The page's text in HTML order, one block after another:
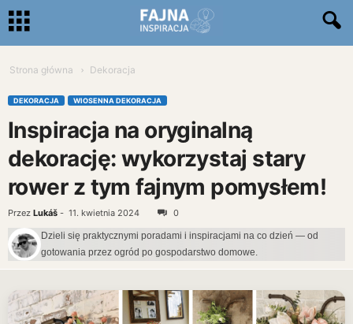
Strona główna Dekoracja
DEKORACJA WIOSENNA DEKORACJA
Inspiracja na oryginalną
dekorację: wykorzystaj stary
rower z tym fajnym pomysłem!
Przez Lukáš - 11. kwietnia 2024 0
Dzieli się praktycznymi poradami i inspiracjami na co dzień — od
gotowania przez ogród po gospodarstwo domowe.